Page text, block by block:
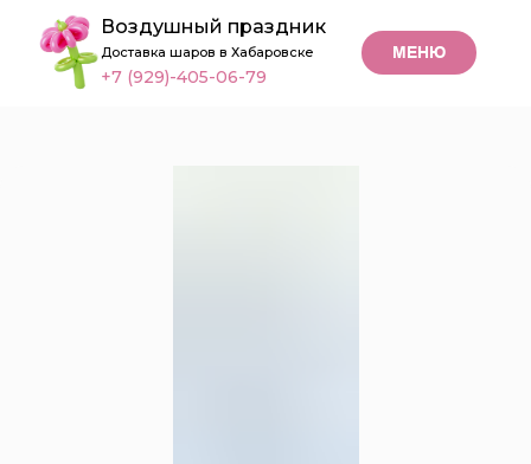
МЕНЮ
Воздушный праздник
Доставка шаров в Хабаровске
+7 (929)-405-06-79